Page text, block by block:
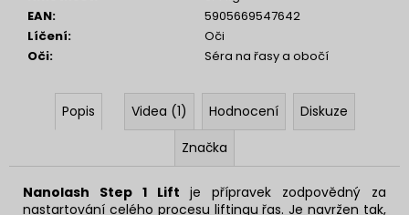
EAN:
5905669547642
Líčení:
Oči
Oči: Séra na řasy a obočí
Popis Videa (1) Hodnocení
Diskuze
Značka
Nanolash Step 1 Lift je přípravek zodpovědný za
nastartování celého procesu liftingu řas. Je navržen tak,